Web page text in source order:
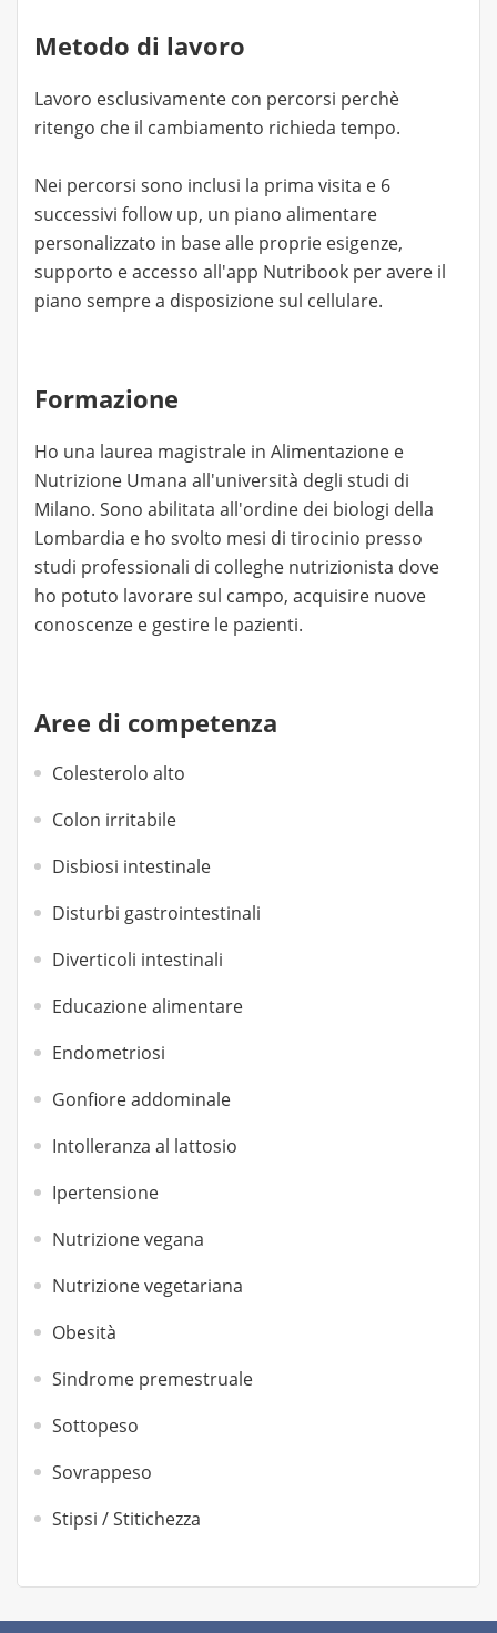
Metodo di lavoro
Lavoro esclusivamente con percorsi perchè
ritengo che il cambiamento richieda tempo.
Nei percorsi sono inclusi la prima visita e 6
successivi follow up, un piano alimentare
personalizzato in base alle proprie esigenze,
supporto e accesso all'app Nutribook per avere il
piano sempre a disposizione sul cellulare.
Formazione
Ho una laurea magistrale in Alimentazione e
Nutrizione Umana all'università degli studi di
Milano. Sono abilitata all'ordine dei biologi della
Lombardia e ho svolto mesi di tirocinio presso
studi professionali di colleghe nutrizionista dove
ho potuto lavorare sul campo, acquisire nuove
conoscenze e gestire le pazienti.
Aree di competenza
Colesterolo alto
Colon irritabile
Disbiosi intestinale
Disturbi gastrointestinali
Diverticoli intestinali
Educazione alimentare
Endometriosi
Gonfiore addominale
Intolleranza al lattosio
Ipertensione
Nutrizione vegana
Nutrizione vegetariana
Obesità
Sindrome premestruale
Sottopeso
Sovrappeso
Stipsi / Stitichezza